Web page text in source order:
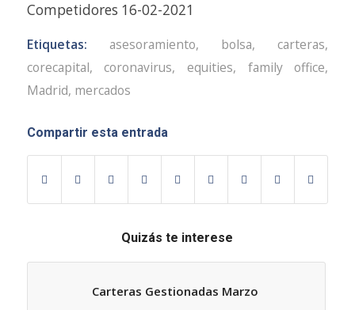
Competidores 16-02-2021
Etiquetas: asesoramiento, bolsa, carteras,
corecapital, coronavirus, equities, family office,
Madrid, mercados
Compartir esta entrada
Quizás te interese
Carteras Gestionadas Marzo